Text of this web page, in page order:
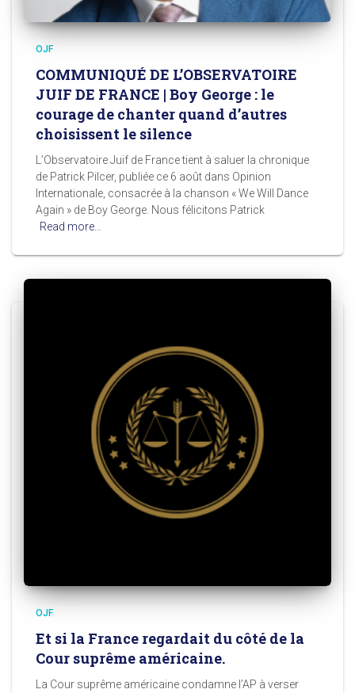
OJF
COMMUNIQUÉ DE L’OBSERVATOIRE
JUIF DE FRANCE | Boy George : le
courage de chanter quand d’autres
choisissent le silence
L’Observatoire Juif de France tient à saluer la chronique
de Patrick Pilcer, publiée ce 6 août dans Opinion
Internationale, consacrée à la chanson « We Will Dance
Again » de Boy George. Nous félicitons Patrick
Read more…
OJF
Et si la France regardait du côté de la
Cour suprême américaine.
La Cour suprême américaine condamne l’AP à verser